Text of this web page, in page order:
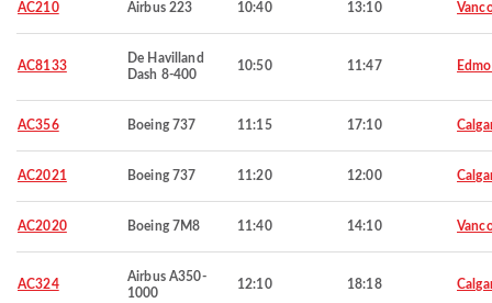
AC210 Airbus 223 10:40 13:10
AC8133
De Havilland
Dash 8-400
10:50 11:47
AC356 Boeing 737 11:15 17:10
AC2021 Boeing 737 11:20 12:00
AC2020 Boeing 7M8 11:40 14:10
AC324
Airbus A350-
1000
12:10 18:18